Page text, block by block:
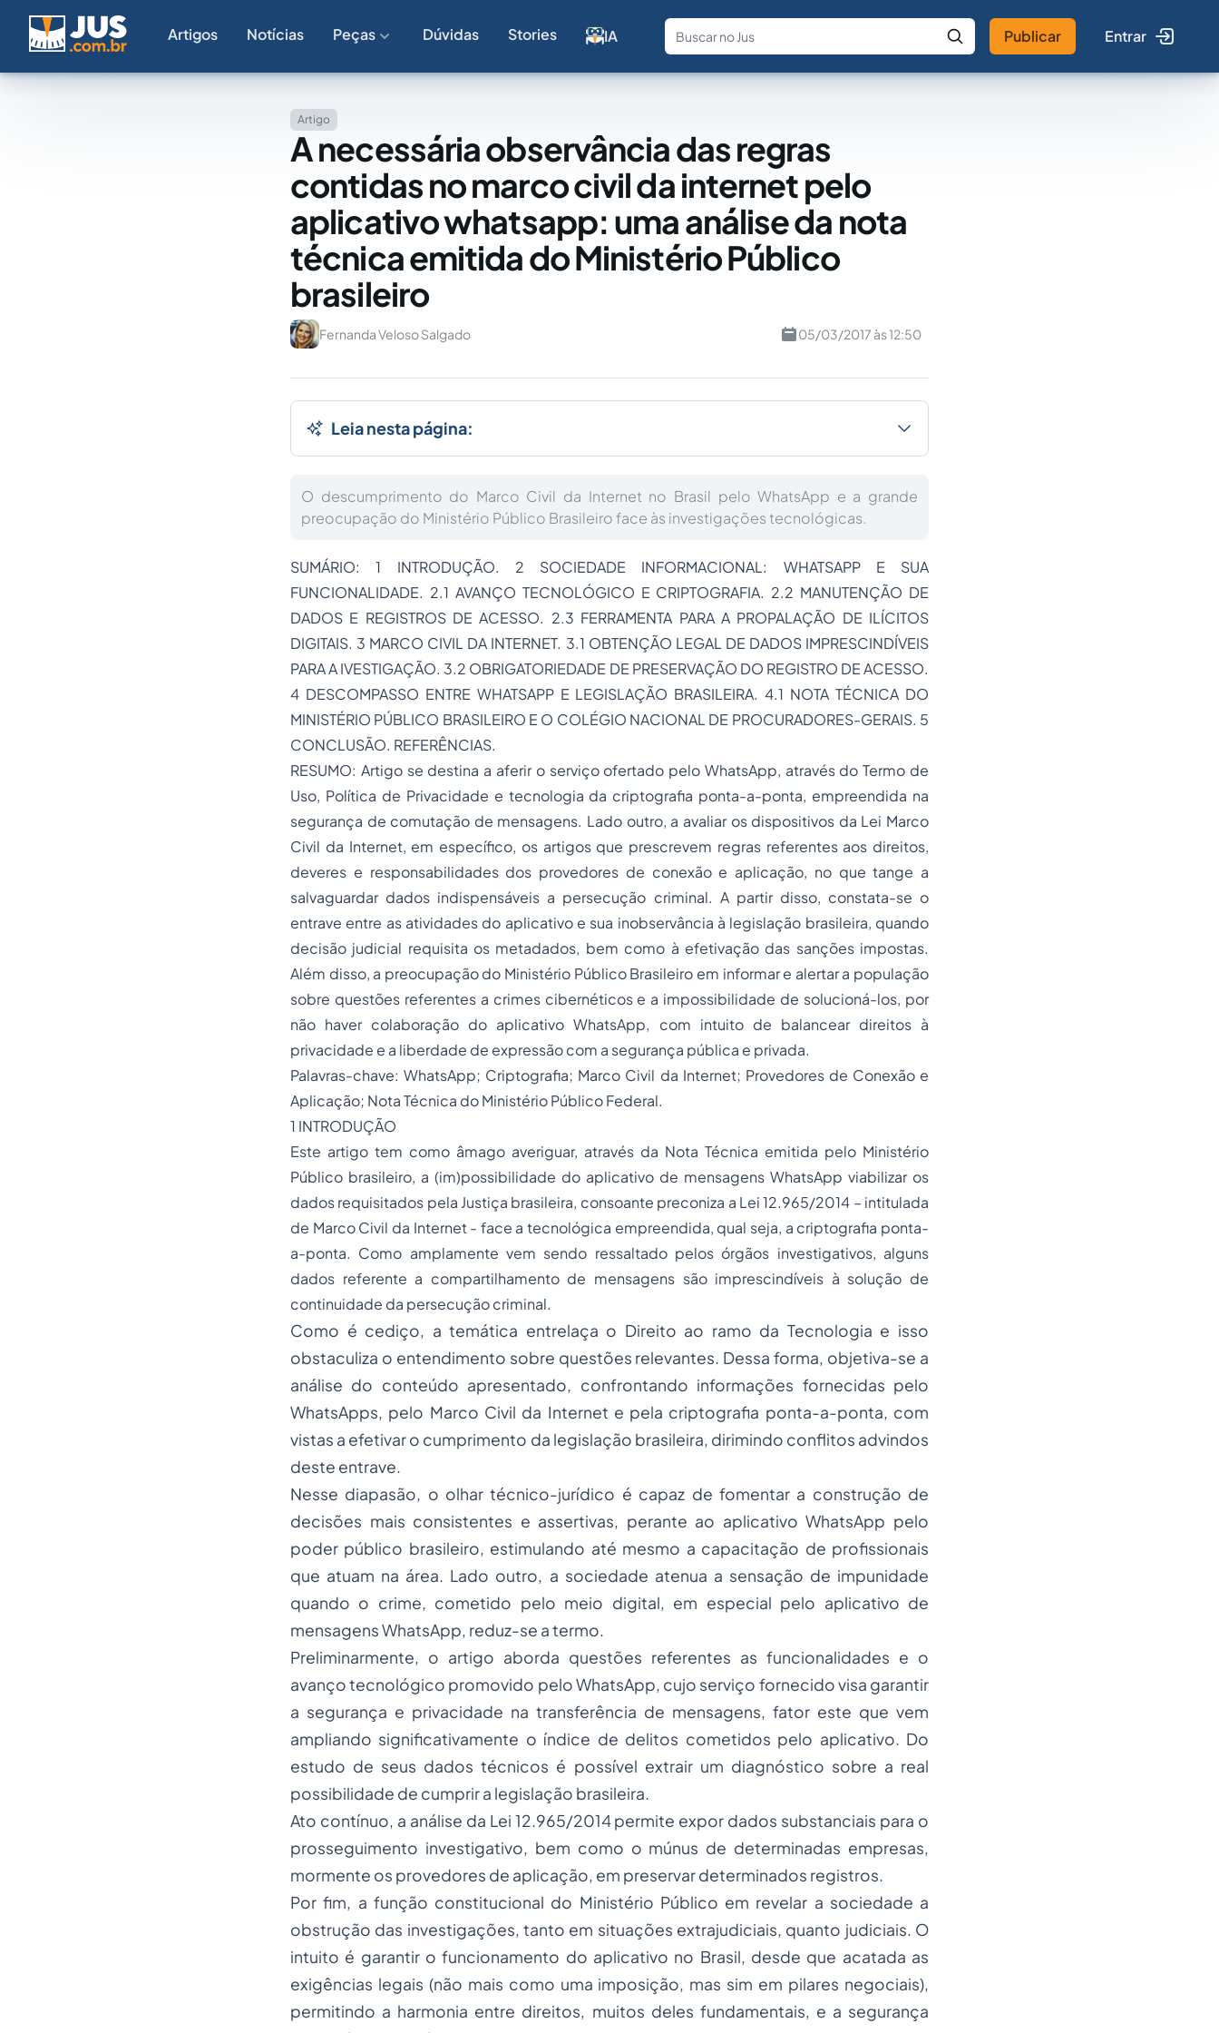
Artigos Notícias Peças Dúvidas Stories IA
Fale com a IA Buscar no Jus
Publicar Entrar
Artigo
A necessária observância das regras
contidas no marco civil da internet pelo
aplicativo whatsapp: uma análise da nota
técnica emitida do Ministério Público
brasileiro
Fernanda Veloso Salgado 05/03/2017 às 12:50
Leia nesta página:
O descumprimento do Marco Civil da Internet no Brasil pelo WhatsApp e a grande
preocupação do Ministério Público Brasileiro face às investigações tecnológicas.
SUMÁRIO: 1 INTRODUÇÃO. 2 SOCIEDADE INFORMACIONAL: WHATSAPP E SUA
FUNCIONALIDADE. 2.1 AVANÇO TECNOLÓGICO E CRIPTOGRAFIA. 2.2 MANUTENÇÃO DE
DADOS E REGISTROS DE ACESSO. 2.3 FERRAMENTA PARA A PROPALAÇÃO DE ILÍCITOS
DIGITAIS. 3 MARCO CIVIL DA INTERNET. 3.1 OBTENÇÃO LEGAL DE DADOS IMPRESCINDÍVEIS
PARA A IVESTIGAÇÃO. 3.2 OBRIGATORIEDADE DE PRESERVAÇÃO DO REGISTRO DE ACESSO.
4 DESCOMPASSO ENTRE WHATSAPP E LEGISLAÇÃO BRASILEIRA. 4.1 NOTA TÉCNICA DO
MINISTÉRIO PÚBLICO BRASILEIRO E O COLÉGIO NACIONAL DE PROCURADORES-GERAIS. 5
CONCLUSÃO. REFERÊNCIAS.
RESUMO: Artigo se destina a aferir o serviço ofertado pelo WhatsApp, através do Termo de
Uso, Política de Privacidade e tecnologia da criptografia ponta-a-ponta, empreendida na
segurança de comutação de mensagens. Lado outro, a avaliar os dispositivos da Lei Marco
Civil da Internet, em específico, os artigos que prescrevem regras referentes aos direitos,
deveres e responsabilidades dos provedores de conexão e aplicação, no que tange a
salvaguardar dados indispensáveis a persecução criminal. A partir disso, constata-se o
entrave entre as atividades do aplicativo e sua inobservância à legislação brasileira, quando
decisão judicial requisita os metadados, bem como à efetivação das sanções impostas.
Além disso, a preocupação do Ministério Público Brasileiro em informar e alertar a população
sobre questões referentes a crimes cibernéticos e a impossibilidade de solucioná-los, por
não haver colaboração do aplicativo WhatsApp, com intuito de balancear direitos à
privacidade e a liberdade de expressão com a segurança pública e privada.
Palavras-chave: WhatsApp; Criptografia; Marco Civil da Internet; Provedores de Conexão e
Aplicação; Nota Técnica do Ministério Público Federal.
1 INTRODUÇÃO
Este artigo tem como âmago averiguar, através da Nota Técnica emitida pelo Ministério
Público brasileiro, a (im)possibilidade do aplicativo de mensagens WhatsApp viabilizar os
dados requisitados pela Justiça brasileira, consoante preconiza a Lei 12.965/2014 – intitulada
de Marco Civil da Internet - face a tecnológica empreendida, qual seja, a criptografia ponta-
a-ponta. Como amplamente vem sendo ressaltado pelos órgãos investigativos, alguns
dados referente a compartilhamento de mensagens são imprescindíveis à solução de
continuidade da persecução criminal.
Como é cediço, a temática entrelaça o Direito ao ramo da Tecnologia e isso
obstaculiza o entendimento sobre questões relevantes. Dessa forma, objetiva-se a
análise do conteúdo apresentado, confrontando informações fornecidas pelo
WhatsApps, pelo Marco Civil da Internet e pela criptografia ponta-a-ponta, com
vistas a efetivar o cumprimento da legislação brasileira, dirimindo conflitos advindos
deste entrave.
Nesse diapasão, o olhar técnico-jurídico é capaz de fomentar a construção de
decisões mais consistentes e assertivas, perante ao aplicativo WhatsApp pelo
poder público brasileiro, estimulando até mesmo a capacitação de profissionais
que atuam na área. Lado outro, a sociedade atenua a sensação de impunidade
quando o crime, cometido pelo meio digital, em especial pelo aplicativo de
mensagens WhatsApp, reduz-se a termo.
Preliminarmente, o artigo aborda questões referentes as funcionalidades e o
avanço tecnológico promovido pelo WhatsApp, cujo serviço fornecido visa garantir
a segurança e privacidade na transferência de mensagens, fator este que vem
ampliando significativamente o índice de delitos cometidos pelo aplicativo. Do
estudo de seus dados técnicos é possível extrair um diagnóstico sobre a real
possibilidade de cumprir a legislação brasileira.
Ato contínuo, a análise da Lei 12.965/2014 permite expor dados substanciais para o
prosseguimento investigativo, bem como o múnus de determinadas empresas,
mormente os provedores de aplicação, em preservar determinados registros.
Por fim, a função constitucional do Ministério Público em revelar a sociedade a
obstrução das investigações, tanto em situações extrajudiciais, quanto judiciais. O
intuito é garantir o funcionamento do aplicativo no Brasil, desde que acatada as
exigências legais (não mais como uma imposição, mas sim em pilares negociais),
permitindo a harmonia entre direitos, muitos deles fundamentais, e a segurança